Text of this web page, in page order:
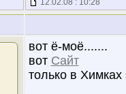
12.02.08 : 10:28
вот ё-моё.......
вот Сайт
только в Химках